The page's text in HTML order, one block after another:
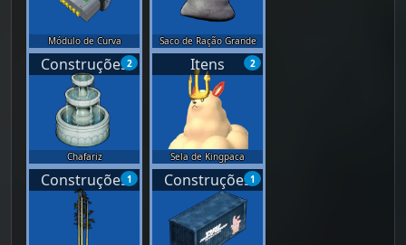
Módulo de Curva
Saco de Ração Grande
2
Construções
Chafariz
2
Itens
Sela de Kingpaca
1
Construções 1
Construções